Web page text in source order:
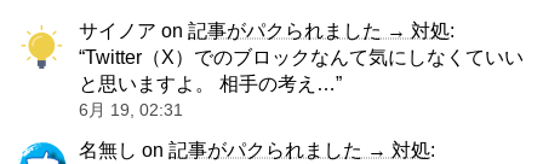
サイノア on 記事がパクられました → 対処:
“Twitter（X）でのブロックなんて気にしなくていい
と思いますよ。 相手の考え… ”
6月 19, 02:31
名無し on 記事がパクられました → 対処: